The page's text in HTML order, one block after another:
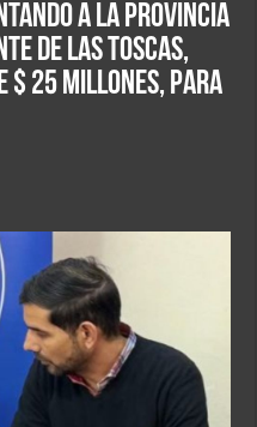
a la provincia
de Las Toscas,
$ 25 millones, para